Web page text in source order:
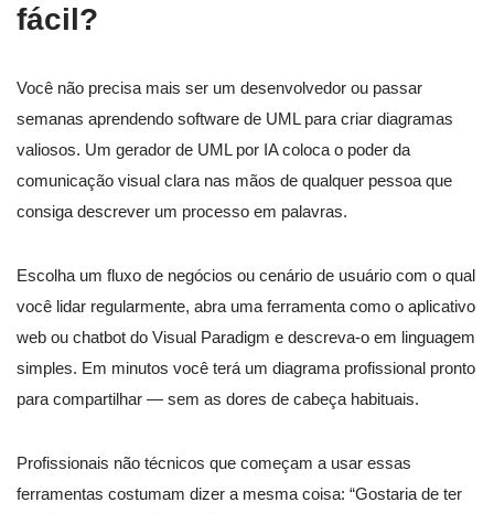
fácil?
Você não precisa mais ser um desenvolvedor ou passar
semanas aprendendo software de UML para criar diagramas
valiosos. Um gerador de UML por IA coloca o poder da
comunicação visual clara nas mãos de qualquer pessoa que
consiga descrever um processo em palavras.
Escolha um fluxo de negócios ou cenário de usuário com o qual
você lidar regularmente, abra uma ferramenta como o aplicativo
web ou chatbot do Visual Paradigm e descreva-o em linguagem
simples. Em minutos você terá um diagrama profissional pronto
para compartilhar — sem as dores de cabeça habituais.
Profissionais não técnicos que começam a usar essas
ferramentas costumam dizer a mesma coisa: “Gostaria de ter